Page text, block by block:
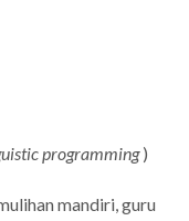
programming)
mandiri, guru